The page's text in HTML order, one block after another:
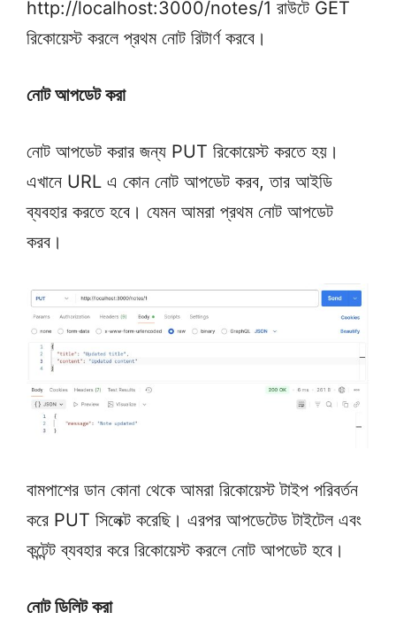
http://localhost:3000/notes/1 রাউটে GET
রিকোয়েস্ট করলে প্রথম নোট রিটার্ণ করবে।
নোট আপডেট করা
নোট আপডেট করার জন্য PUT রিকোয়েস্ট করতে হয়।
এখানে URL এ কোন নোট আপডেট করব, তার আইডি
ব্যবহার করতে হবে। যেমন আমরা প্রথম নোট আপডেট
করব।
বামপাশের ডান কোনা থেকে আমরা রিকোয়েস্ট টাইপ পরিবর্তন
করে PUT সিলেক্ট করেছি। এরপর আপডেটেড টাইটেল এবং
কন্টেন্ট ব্যবহার করে রিকোয়েস্ট করলে নোট আপডেট হবে।
নোট ডিলিট করা